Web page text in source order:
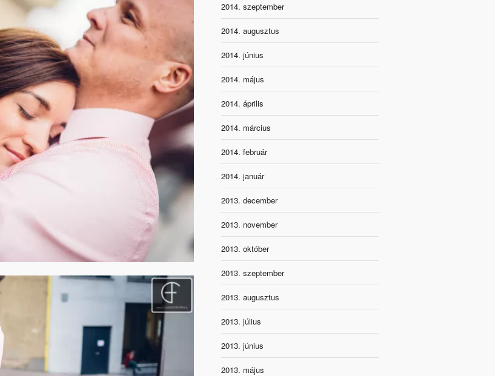
2014. szeptember
2014. augusztus
2014. június
2014. május
2014. április
2014. március
2014. február
2014. január
2013. december
2013. november
2013. október
2013. szeptember
2013. augusztus
2013. július
2013. június
2013. május